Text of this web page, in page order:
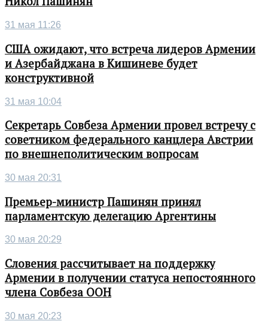
31 мая 11:26
США ожидают, что встреча лидеров Армении
и Азербайджана в Кишиневе будет
конструктивной
31 мая 10:04
Секретарь Совбеза Армении провел встречу с
советником федерального канцлера Австрии
по внешнеполитическим вопросам
30 мая 20:31
Премьер-министр Пашинян принял
парламентскую делегацию Аргентины
30 мая 20:29
Словения рассчитывает на поддержку
Армении в получении статуса непостоянного
члена Совбеза ООН
30 мая 20:23